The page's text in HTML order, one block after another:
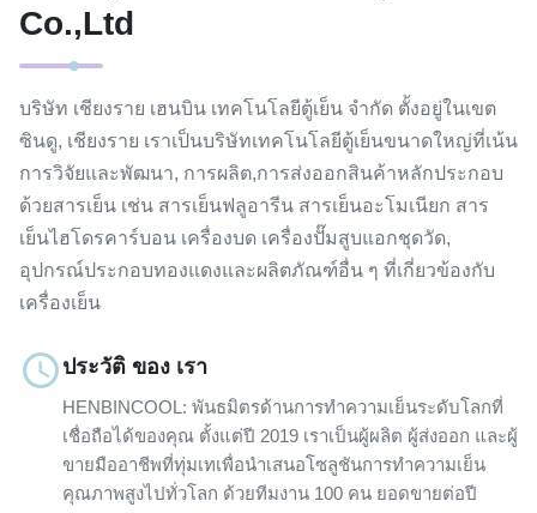
Co.,Ltd
บริษัท เชียงราย เฮนบิน เทคโนโลยีตู้เย็น จํากัด ตั้งอยู่ในเขต
ซินดู, เชียงราย เราเป็นบริษัทเทคโนโลยีตู้เย็นขนาดใหญ่ที่เน้น
การวิจัยและพัฒนา, การผลิต,การส่งออกสินค้าหลักประกอบ
ด้วยสารเย็น เช่น สารเย็นฟลูอารีน สารเย็นอะโมเนียก สาร
เย็นไฮโดรคาร์บอน เครื่องบด เครื่องปั๊มสูบแอกชุดวัด,
อุปกรณ์ประกอบทองแดงและผลิตภัณฑ์อื่น ๆ ที่เกี่ยวข้องกับ
เครื่องเย็น
ประวัติ ของ เรา
HENBINCOOL: พันธมิตรด้านการทำความเย็นระดับโลกที่
เชื่อถือได้ของคุณ ตั้งแต่ปี 2019 เราเป็นผู้ผลิต ผู้ส่งออก และผู้
ขายมืออาชีพที่ทุ่มเทเพื่อนำเสนอโซลูชันการทำความเย็น
คุณภาพสูงไปทั่วโลก ด้วยทีมงาน 100 คน ยอดขายต่อปี